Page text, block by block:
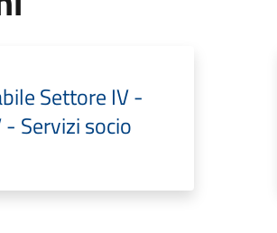
Settore IV -
Servizi socio